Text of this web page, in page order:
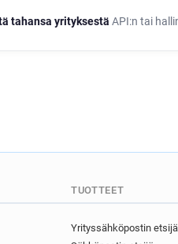
tahansa yrityksestä API:n tai
TUOTTEET
Yrityssähköpostin etsijä